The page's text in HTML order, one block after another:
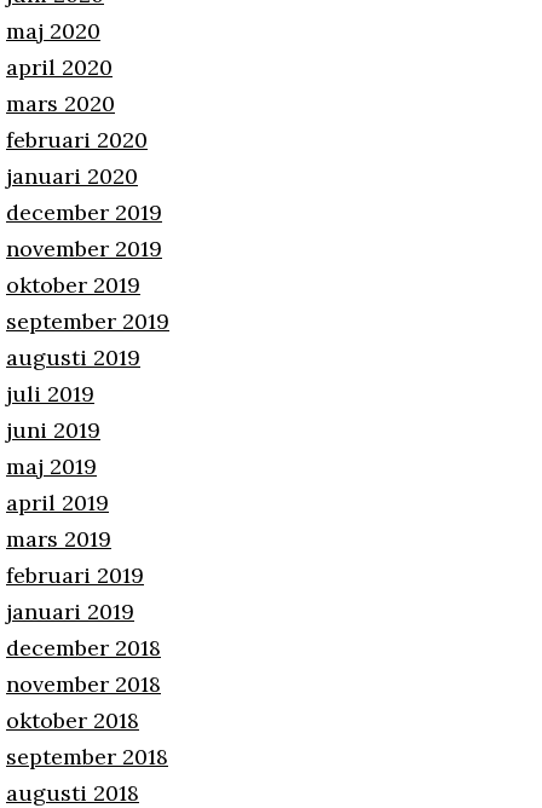
maj 2020
april 2020
mars 2020
februari 2020
januari 2020
december 2019
november 2019
oktober 2019
september 2019
augusti 2019
juli 2019
juni 2019
maj 2019
april 2019
mars 2019
februari 2019
januari 2019
december 2018
november 2018
oktober 2018
september 2018
augusti 2018